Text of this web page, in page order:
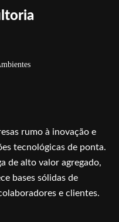
rumo à inovação e
tecnológicas de ponta.
de alto valor agregado,
bases sólidas de
e clientes.